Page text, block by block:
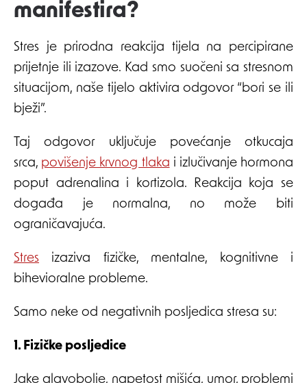
manifestira?
Stres je prirodna reakcija tijela na percipirane
prijetnje ili izazove. Kad smo suočeni sa stresnom
situacijom, naše tijelo aktivira odgovor “bori se ili
bježi”.
Taj odgovor uključuje povećanje otkucaja
srca, povišenje krvnog tlaka i izlučivanje hormona
poput adrenalina i kortizola. Reakcija koja se
događa je normalna, no može biti
ograničavajuća.
Stres izaziva fizičke, mentalne, kognitivne i
bihevioralne probleme.
Samo neke od negativnih posljedica stresa su:
1. Fizičke posljedice
Jake glavobolje, napetost mišića, umor, problemi